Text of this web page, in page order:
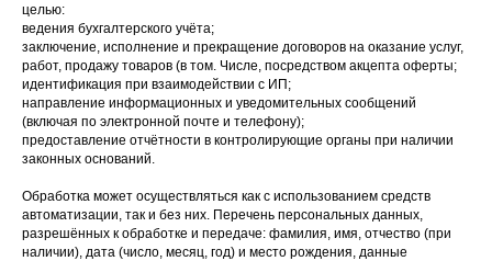
целью:
ведения бухгалтерского учёта;
заключение, исполнение и прекращение договоров на оказание услуг,
работ, продажу товаров (в том. Числе, посредством акцепта оферты;
идентификация при взаимодействии с ИП;
направление информационных и уведомительных сообщений
(включая по электронной почте и телефону);
предоставление отчётности в контролирующие органы при наличии
законных оснований.
Обработка может осуществляться как с использованием средств
автоматизации, так и без них. Перечень персональных данных,
разрешённых к обработке и передаче: фамилия, имя, отчество (при
наличии), дата (число, месяц, год) и место рождения, данные